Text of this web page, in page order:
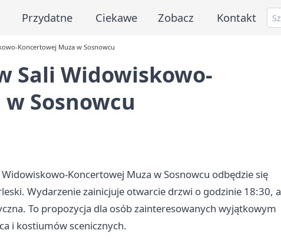
Przydatne Ciekawe Zobacz Kontakt
Koncertowej Muza w Sosnowcu
Sali Widowiskowo-
Sosnowcu
Koncertowej Muza w Sosnowcu odbędzie się
Wydarzenie zainicjuje otwarcie drzwi o godzinie 18:30, a
To propozycja dla osób zainteresowanych wyjątkowym
i kostiumów scenicznych.